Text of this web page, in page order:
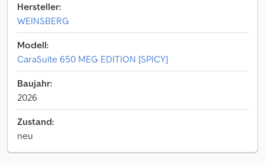
Hersteller:
WEINSBERG
Modell:
CaraSuite 650 MEG EDITION [SPICY]
Baujahr:
2026
Zustand:
neu